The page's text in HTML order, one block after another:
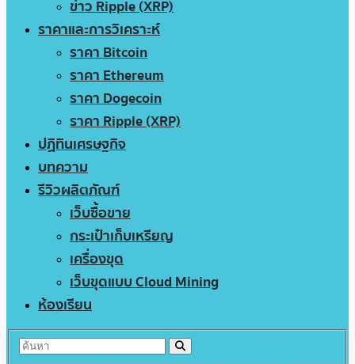
ข่าว Ripple (XRP)
ราคาและการวิเคราะห์
ราคา Bitcoin
ราคา Ethereum
ราคา Dogecoin
ราคา Ripple (XRP)
ปฏิทินเศรษฐกิจ
บทความ
รีวิวผลิตภัณฑ์
เว็บซื้อขาย
กระเป๋าเก็บเหรียญ
เครื่องขุด
เว็บขุดแบบ Cloud Mining
ห้องเรียน